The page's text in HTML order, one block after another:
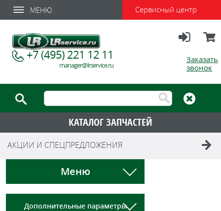
МЕНЮ Сервисный центр
Заказать
звонок
+7 (495) 221 12 11
manager@lrservice.ru
КАТАЛОГ ЗАПЧАСТЕЙ
АКЦИИ И СПЕЦПРЕДЛОЖЕНИЯ
Меню
Дополнительные параметры